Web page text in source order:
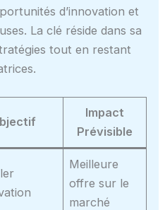
d’innovation et
La clé réside dans sa
tout en restant
Impact
Prévisible
Meilleure
offre sur le
marché